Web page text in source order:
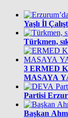
Yaşlı İl
Türkmen,
3 ERMED
MASAYA
Partisi
Başkan